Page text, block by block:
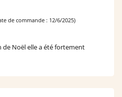
de commande : 12/6/2025)
de Noël elle a été fortement